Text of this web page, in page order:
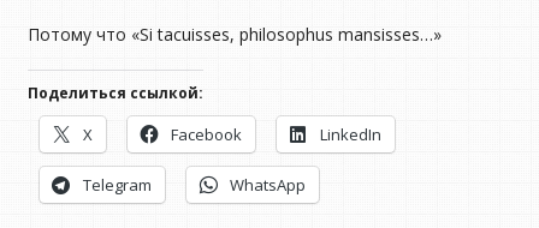
Потому что «Si tacuisses, philosophus mansisses…»
Поделиться ссылкой:
X Facebook LinkedIn
Telegram WhatsApp